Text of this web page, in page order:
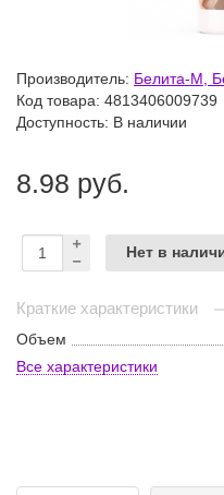
Производитель: Белита-М,
Код товара: 4813406009739
Доступность: В наличии
8.98 руб.
Нет в
Краткие характеристики
Объем
Все характеристики